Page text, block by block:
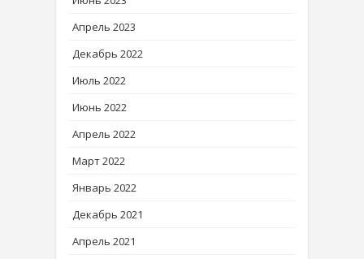
Апрель 2023
Декабрь 2022
Июль 2022
Июнь 2022
Апрель 2022
Март 2022
Январь 2022
Декабрь 2021
Апрель 2021